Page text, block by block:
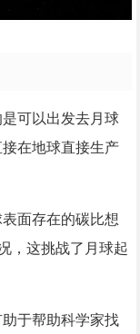
可以出发去月球
在地球直接生产
面存在的碳比想
，这挑战了月球起
于帮助科学家找